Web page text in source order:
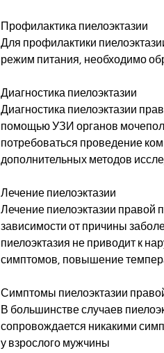
Профилактика пиелоэктазии
Для профилактики
режим питания, необходимо
Диагностика пиелоэктазии
Диагностика пиелоэктазии
помощью УЗИ органов
потребоваться проведение
дополнительных методов
Лечение пиелоэктазии
Лечение пиелоэктазии правой
зависимости от причины
пиелоэктазия не приводит к
симптомов, повышение
Симптомы пиелоэктазии
В большинстве случаев
сопровождается никакими
у взрослого мужчины